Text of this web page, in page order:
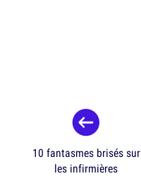
10 fantasmes brisés sur
les infirmières